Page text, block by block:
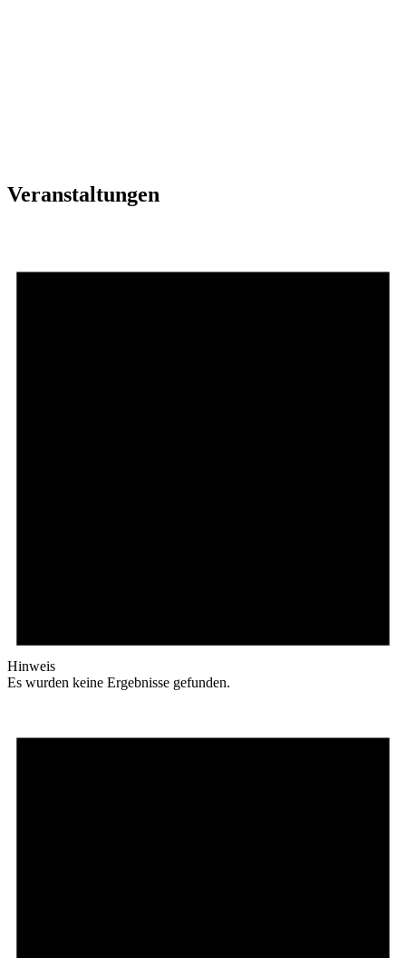
Veranstaltungen
Hinweis
Es wurden keine Ergebnisse gefunden.